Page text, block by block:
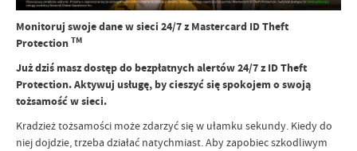
Monitoruj swoje dane w sieci 24/7 z Mastercard ID Theft
Protection TM
Już dziś masz dostęp do bezpłatnych alertów 24/7 z ID Theft
Protection. Aktywuj usługę, by cieszyć się spokojem o swoją
tożsamość w sieci.
Kradzież tożsamości może zdarzyć się w ułamku sekundy. Kiedy do
niej dojdzie, trzeba działać natychmiast. Aby zapobiec szkodliwym